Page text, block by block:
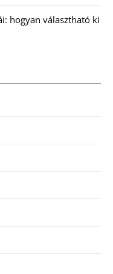
hogyan választható ki